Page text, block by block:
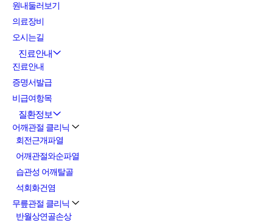
원내둘러보기
의료장비
오시는길
진료안내
진료안내
증명서발급
비급여항목
질환정보
어깨관절 클리닉
회전근개파열
어깨관절와순파열
습관성 어깨탈골
석회화건염
무릎관절 클리닉
반월상연골손상